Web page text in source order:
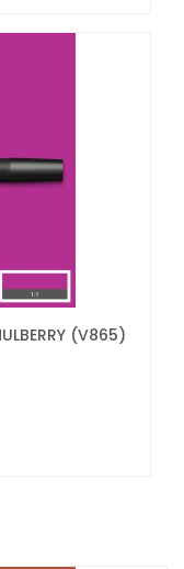
(V865)